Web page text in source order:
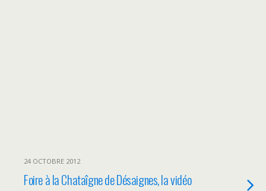
24 OCTOBRE 2012
Foire à la Chataîgne de Désaignes, la vidéo